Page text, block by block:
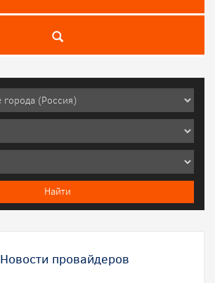
Новости провайдеров